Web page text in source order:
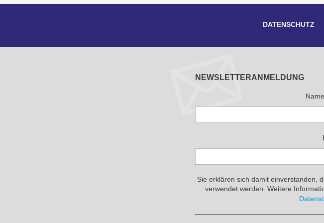
DATENSCHUTZ
NEWSLETTERANMELDUNG
Sie erklären sich damit einverstanden,
verwendet werden. Weitere